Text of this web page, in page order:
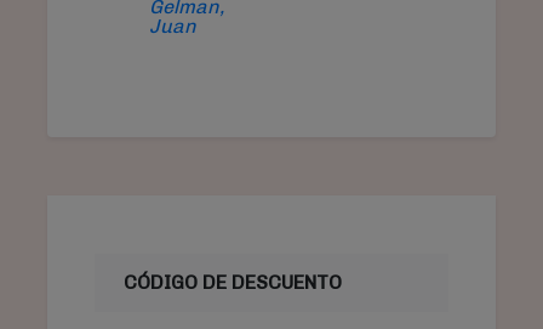
Gelman,
Juan
CÓDIGO DE DESCUENTO